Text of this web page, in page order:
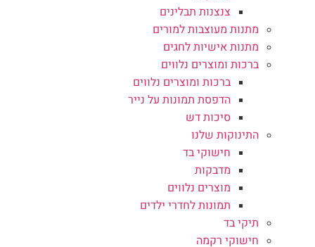
צנצנות תבלינים
מתנות מעוצבות למורים
מתנות אישיות לחגים
ברכות ומוצרים נלווים
ברכות ומוצרים נלווים
הדפסת תמונות על נייר
סיכות דש
התינוקות שלנו
חישוקי בד
מדבקות
מוצרים נלווים
תמונות לחדרי ילדים
תיקי בד
חישוקי רקמה